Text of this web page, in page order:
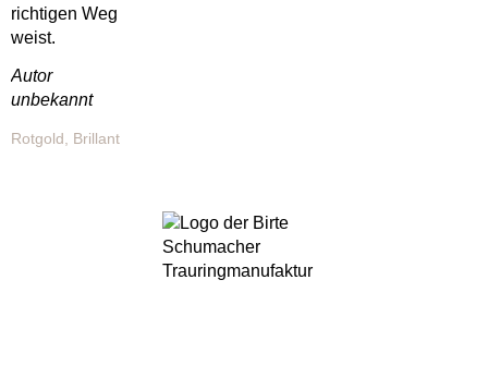
richtigen Weg
weist.
Autor
unbekannt
Rotgold, Brillant